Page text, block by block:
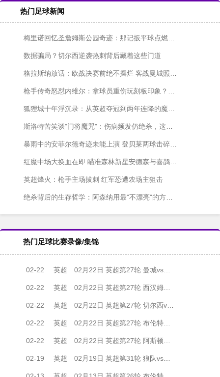
热门足球新闻
梅里诺回忆圣詹姆斯公园奇迹：那记扳平球点燃了冠军火种
数据骗局？切尔西逆袭热刺背后藏着这些门道
格拉斯纳放话：欧战决赛前绝不摆烂 客战曼城照抢三分
枪手传奇怒怼内维尔：拿球员重伤玩刻板印象？这解说太不专业
狐狸城十年浮沉录：从英超夺冠到两年连降的魔幻漂流
斯洛特苦笑谈"门将魔咒"：伤病频发仍绝杀，这赛季太不容易
暴雨中的安菲尔德奇迹未能上演 登贝莱两球击碎红军欧冠梦
红魔中场大换血在即 瞄准森林新星安德森与喜鹊悍将托纳利
英超烽火：枪手主场拔刺 红军恐遭农场主狙击
绝杀背后的生存哲学：阿森纳用最"不漂亮"的方式找回胜利基因
热门足球比赛录像/集锦
02-22 英超 02月22日 英超第27轮 曼城vs纽卡斯尔联 全场录像
02-22 英超 02月22日 英超第27轮 西汉姆联vs伯恩茅斯 全场录像
02-22 英超 02月22日 英超第27轮 切尔西vs伯恩利 全场录像
02-22 英超 02月22日 英超第27轮 布伦特福德vs布莱顿 全场录像
02-22 英超 02月22日 英超第27轮 阿斯顿维拉vs利兹联 全场录像
02-19 英超 02月19日 英超第31轮 狼队vs阿森纳 全场录像